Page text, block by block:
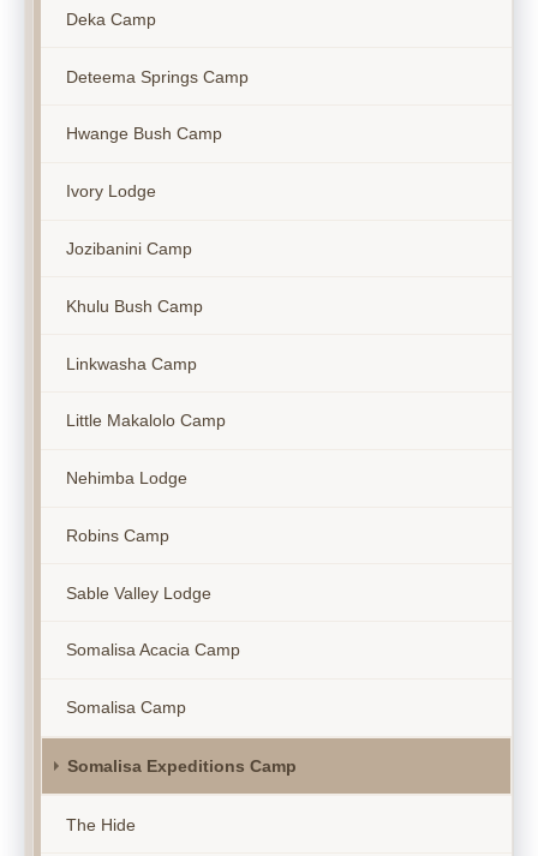
Deka Camp
Deteema Springs Camp
Hwange Bush Camp
Ivory Lodge
Jozibanini Camp
Khulu Bush Camp
Linkwasha Camp
Little Makalolo Camp
Nehimba Lodge
Robins Camp
Sable Valley Lodge
Somalisa Acacia Camp
Somalisa Camp
Somalisa Expeditions Camp
The Hide